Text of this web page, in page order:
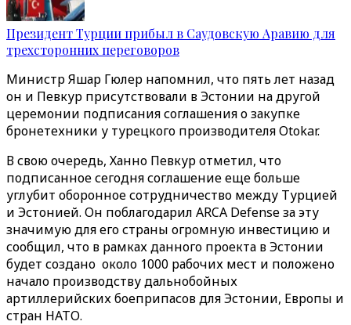
Президент Турции прибыл в Саудовскую Аравию для
трехсторонних переговоров
Министр Яшар Гюлер напомнил, что пять лет назад
он и Певкур присутствовали в Эстонии на другой
церемонии подписания соглашения о закупке
бронетехники у турецкого производителя Otokar.
В свою очередь, Ханно Певкур отметил, что
подписанное сегодня соглашение еще больше
углубит оборонное сотрудничество между Турцией
и Эстонией. Он поблагодарил ARCA Defense за эту
значимую для его страны огромную инвестицию и
сообщил, что в рамках данного проекта в Эстонии
будет создано около 1000 рабочих мест и положено
начало производству дальнобойных
артиллерийских боеприпасов для Эстонии, Европы и
стран НАТО.